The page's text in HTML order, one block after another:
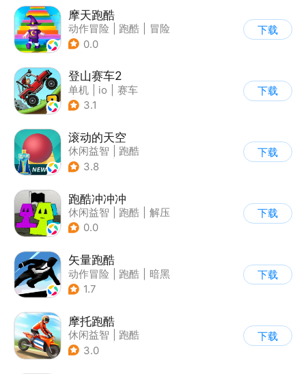
摩天跑酷
动作冒险 跑酷
冒险
| 横版过关
0.0
下载
登山赛车2
单机 io
赛车
| 欧美风
3.1
下载
滚动的天空
休闲益智
跑酷
| 女性向
3.8
下载
跑酷冲冲冲
休闲益智 跑酷
解压
| 清新
0.0
下载
矢量跑酷
动作冒险 跑酷
暗黑
| 通关
1.7
下载
摩托跑酷
休闲益智
跑酷
| 摩托车
3.0
下载